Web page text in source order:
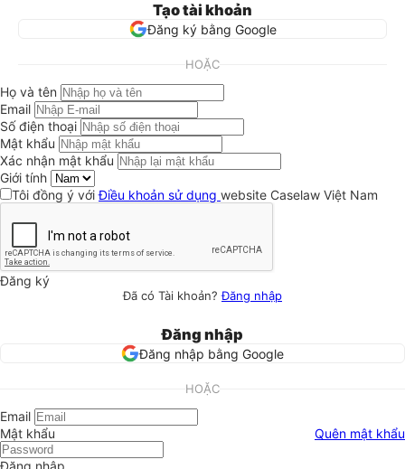
Tạo tài khoản
Đăng ký bằng Google
HOẶC
Họ và tên
Email
Số điện thoại
Mật khẩu
Xác nhận mật khẩu
Giới tính
Tôi đồng ý vớiĐiều khoản sử dụng website Caselaw Việt Nam
Đăng ký
Đã có Tài khoản?Đăng nhập
Đăng nhập
Đăng nhập bằng Google
HOẶC
Email
Mật khẩu
Quên mật khẩu
Đăng nhập